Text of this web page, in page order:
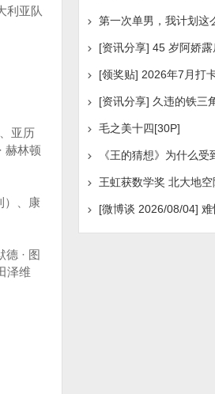
利亚队
亚历
赫林顿
）、康
德 · 图
泽维
第一次单男，我计划这
毛之美十四[30P]
《王的猜想》为什么
王虹获数学奖 北大地
[微博谈 2026/08/04]